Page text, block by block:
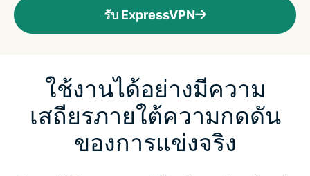
รับ ExpressVPN
ใช้งานได้อย่างมีความ
เสถียรภายใต้ความกดดัน
ของการแข่งจริง